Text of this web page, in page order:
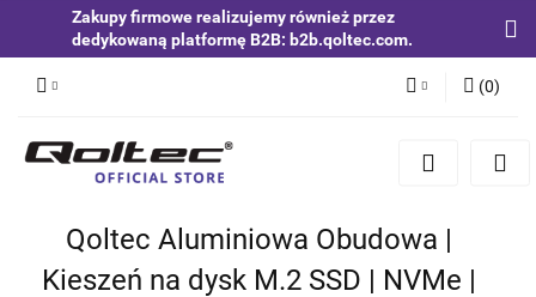
Zakupy firmowe realizujemy również przez
dedykowaną platformę B2B: b2b.qoltec.com.
Zaloguj się
Zgody cookies
(0)
Qoltec Aluminiowa Obudowa |
Kieszeń na dysk M.2 SSD | NVMe |